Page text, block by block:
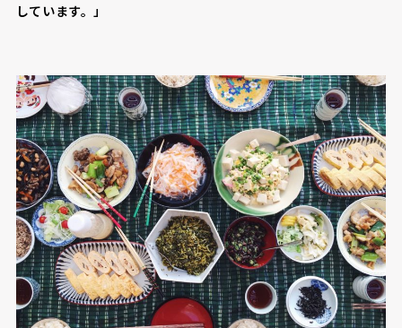
しています。」